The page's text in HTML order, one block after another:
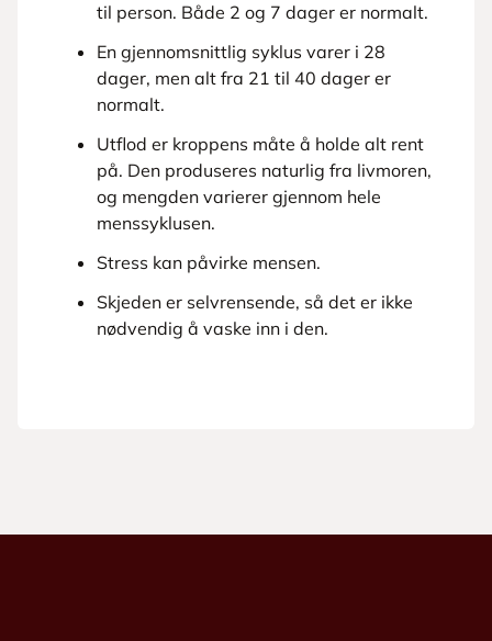
til person. Både 2 og 7 dager er normalt.
En gjennomsnittlig syklus varer i 28
dager, men alt fra 21 til 40 dager er
normalt.
Utflod er kroppens måte å holde alt rent
på. Den produseres naturlig fra livmoren,
og mengden varierer gjennom hele
menssyklusen.
Stress kan påvirke mensen.
Skjeden er selvrensende, så det er ikke
nødvendig å vaske inn i den.